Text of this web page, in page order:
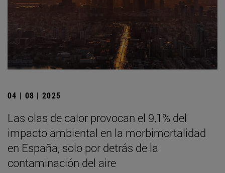
04 | 08 | 2025
Las olas de calor provocan el 9,1% del
impacto ambiental en la morbimortalidad
en España, solo por detrás de la
contaminación del aire